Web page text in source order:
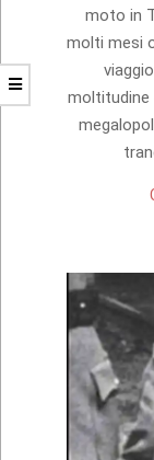
moto in
molti mesi